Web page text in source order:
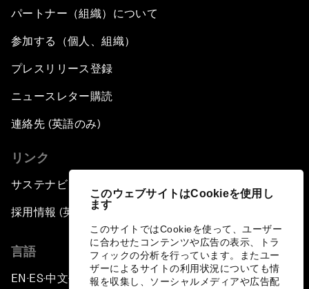
このウェブサイトはCookieを使用し
ます
このサイトではCookieを使って、ユーザー
に合わせたコンテンツや広告の表示、トラ
フィックの分析を行っています。またユー
ザーによるサイトの利用状況についても情
報を収集し、ソーシャルメディアや広告配
パートナー（組織）について
参加する（個人、組織）
プレスリリース登録
ニュースレター購読
連絡先 (英語のみ)
リンク
サステナビリティへの取り組み
採用情報 (英語のみ)
言語
EN ▪ES▪中文▪ 日本語